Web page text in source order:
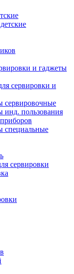
и гаджеты
сервировки и
сервировочные
инд. пользования
специальные
сервировки